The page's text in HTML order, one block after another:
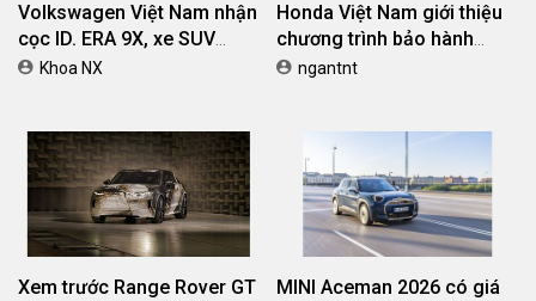
Volkswagen Việt Nam nhận
cọc ID. ERA 9X, xe SUV
EREV dự kiến giá dưới 3 tỷ
Khoa NX
Honda Việt Nam giới thiệu
chương trình bảo hành
chính hãng lên tới 10 năm
ngantnt
Xem trước Range Rover GT
MINI Aceman 2026 có giá